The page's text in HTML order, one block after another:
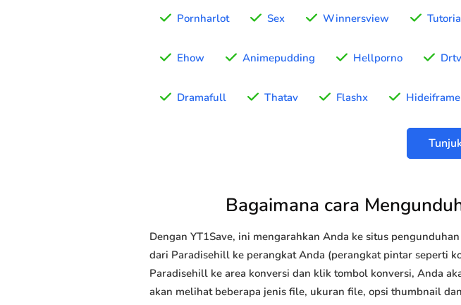
Pornharlot Sex Winnersview
Ehow Animepudding Hellporno
Dramafull Thatav Flashx Hideiframe
Bagaimana cara
Dengan YT1Save, ini mengarahkan Anda ke situs
dari Paradisehill ke perangkat Anda (perangkat pintar seperti
Paradisehill ke area konversi dan klik tombol konversi, Anda
akan melihat beberapa jenis file, ukuran file, opsi thumbnail